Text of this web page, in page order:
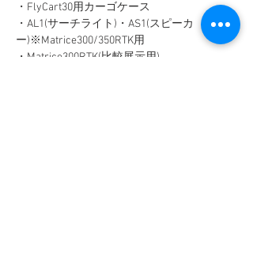
・FlyCart30用カーゴケース
・AL1(サーチライト)・AS1(スピーカ
ー)※Matrice300/350RTK用
・Matrice300RTK(比較展示用)